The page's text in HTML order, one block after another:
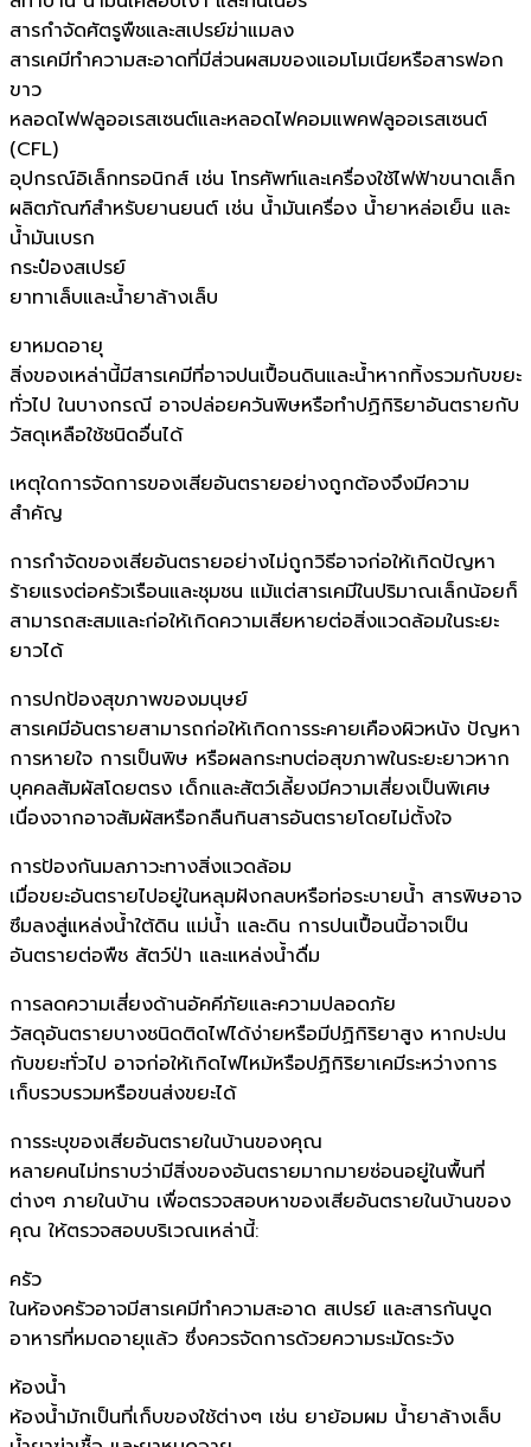
สารกำจัดศัตรูพืชและสเปรย์ฆ่าแมลง
สารเคมีทำความสะอาดที่มีส่วนผสมของแอมโมเนียหรือสารฟอก
ขาว
หลอดไฟฟลูออเรสเซนต์และหลอดไฟคอมแพคฟลูออเรสเซนต์
(CFL)
อุปกรณ์อิเล็กทรอนิกส์ เช่น โทรศัพท์และเครื่องใช้ไฟฟ้าขนาดเล็ก
ผลิตภัณฑ์สำหรับยานยนต์ เช่น น้ำมันเครื่อง น้ำยาหล่อเย็น และ
น้ำมันเบรก
กระป๋องสเปรย์
ยาทาเล็บและน้ำยาล้างเล็บ
ยาหมดอายุ
สิ่งของเหล่านี้มีสารเคมีที่อาจปนเปื้อนดินและน้ำหากทิ้งรวมกับขยะ
ทั่วไป ในบางกรณี อาจปล่อยควันพิษหรือทำปฏิกิริยาอันตรายกับ
วัสดุเหลือใช้ชนิดอื่นได้
เหตุใดการจัดการของเสียอันตรายอย่างถูกต้องจึงมีความ
สำคัญ
การกำจัดของเสียอันตรายอย่างไม่ถูกวิธีอาจก่อให้เกิดปัญหา
ร้ายแรงต่อครัวเรือนและชุมชน แม้แต่สารเคมีในปริมาณเล็กน้อยก็
สามารถสะสมและก่อให้เกิดความเสียหายต่อสิ่งแวดล้อมในระยะ
ยาวได้
การปกป้องสุขภาพของมนุษย์
สารเคมีอันตรายสามารถก่อให้เกิดการระคายเคืองผิวหนัง ปัญหา
การหายใจ การเป็นพิษ หรือผลกระทบต่อสุขภาพในระยะยาวหาก
บุคคลสัมผัสโดยตรง เด็กและสัตว์เลี้ยงมีความเสี่ยงเป็นพิเศษ
เนื่องจากอาจสัมผัสหรือกลืนกินสารอันตรายโดยไม่ตั้งใจ
การป้องกันมลภาวะทางสิ่งแวดล้อม
เมื่อขยะอันตรายไปอยู่ในหลุมฝังกลบหรือท่อระบายน้ำ สารพิษอาจ
ซึมลงสู่แหล่งน้ำใต้ดิน แม่น้ำ และดิน การปนเปื้อนนี้อาจเป็น
อันตรายต่อพืช สัตว์ป่า และแหล่งน้ำดื่ม
การลดความเสี่ยงด้านอัคคีภัยและความปลอดภัย
วัสดุอันตรายบางชนิดติดไฟได้ง่ายหรือมีปฏิกิริยาสูง หากปะปน
กับขยะทั่วไป อาจก่อให้เกิดไฟไหม้หรือปฏิกิริยาเคมีระหว่างการ
เก็บรวบรวมหรือขนส่งขยะได้
การระบุของเสียอันตรายในบ้านของคุณ
หลายคนไม่ทราบว่ามีสิ่งของอันตรายมากมายซ่อนอยู่ในพื้นที่
ต่างๆ ภายในบ้าน เพื่อตรวจสอบหาของเสียอันตรายในบ้านของ
คุณ ให้ตรวจสอบบริเวณเหล่านี้:
ครัว
ในห้องครัวอาจมีสารเคมีทำความสะอาด สเปรย์ และสารกันบูด
อาหารที่หมดอายุแล้ว ซึ่งควรจัดการด้วยความระมัดระวัง
ห้องน้ำ
ห้องน้ำมักเป็นที่เก็บของใช้ต่างๆ เช่น ยาย้อมผม น้ำยาล้างเล็บ